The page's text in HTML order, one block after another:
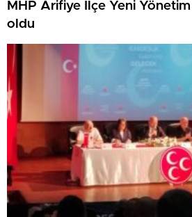
MHP Arifiye İlçe Yeni
oldu